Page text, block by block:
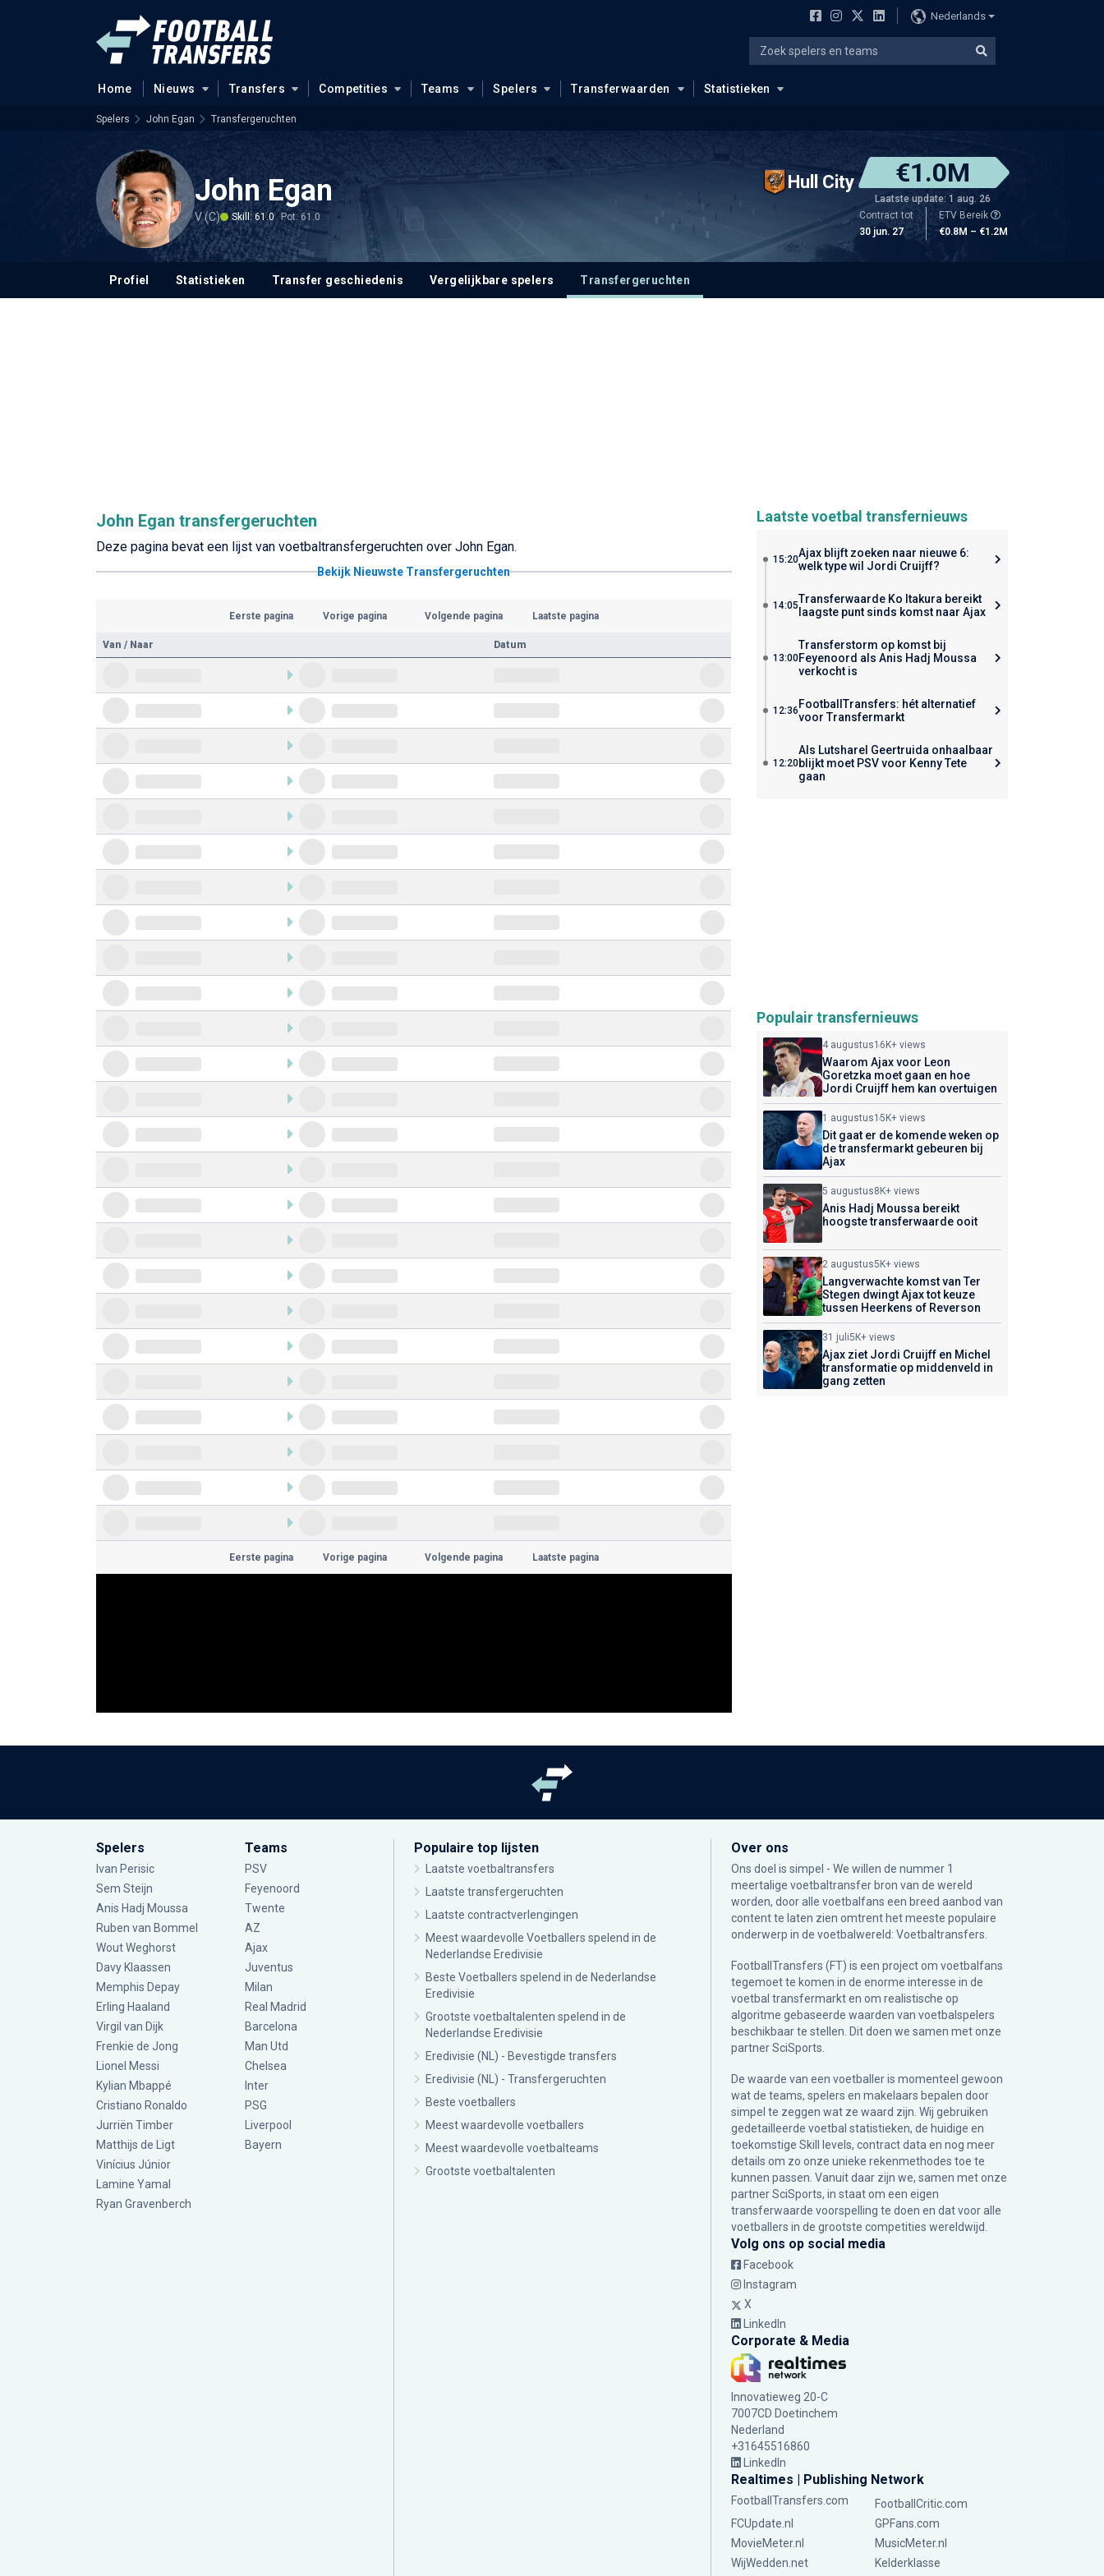
Nederlands
Home Nieuws Transfers Competities Teams Spelers Transferwaarden Statistieken
Spelers John Egan Transfergeruchten
John Egan
V (C) Skill: 61.0 Pot: 61.0
Hull City €1.0M
Laatste update: 1 aug. 26
Contract tot
30 jun. 27
ETV Bereik
€0.8M – €1.2M
Profiel Statistieken Transfer geschiedenis Vergelijkbare spelers Transfergeruchten
John Egan transfergeruchten
Deze pagina bevat een lijst van voetbaltransfergeruchten over John Egan.
Bekijk Nieuwste Transfergeruchten
Eerste pagina Vorige pagina Volgende pagina Laatste pagina
Van / Naar Datum
Eerste pagina Vorige pagina Volgende pagina Laatste pagina
Laatste voetbal transfernieuws
15:20Ajax blijft zoeken naar nieuwe 6:
welk type wil Jordi Cruijff?
14:05Transferwaarde Ko Itakura bereikt
laagste punt sinds komst naar Ajax
13:00
Transferstorm op komst bij
Feyenoord als Anis Hadj Moussa
verkocht is
12:36 FootballTransfers: hét alternatief
voor Transfermarkt
12:20
Als Lutsharel Geertruida onhaalbaar
blijkt moet PSV voor Kenny Tete
gaan
Populair transfernieuws
4 augustus16K+ views
Waarom Ajax voor Leon
Goretzka moet gaan en hoe
Jordi Cruijff hem kan overtuigen
1 augustus15K+ views
Dit gaat er de komende weken op
de transfermarkt gebeuren bij
Ajax
5 augustus8K+ views
Anis Hadj Moussa bereikt
hoogste transferwaarde ooit
2 augustus5K+ views
Langverwachte komst van Ter
Stegen dwingt Ajax tot keuze
tussen Heerkens of Reverson
31 juli5K+ views
Ajax ziet Jordi Cruijff en Michel
transformatie op middenveld in
gang zetten
Spelers
Ivan Perisic
Sem Steijn
Anis Hadj Moussa
Ruben van Bommel
Wout Weghorst
Davy Klaassen
Memphis Depay
Erling Haaland
Virgil van Dijk
Frenkie de Jong
Lionel Messi
Kylian Mbappé
Cristiano Ronaldo
Jurriën Timber
Matthijs de Ligt
Vinícius Júnior
Lamine Yamal
Ryan Gravenberch
Teams
PSV
Feyenoord
Twente
AZ
Ajax
Juventus
Milan
Real Madrid
Barcelona
Man Utd
Chelsea
Inter
PSG
Liverpool
Bayern
Populaire top lijsten
Laatste voetbaltransfers
Laatste transfergeruchten
Laatste contractverlengingen
Meest waardevolle Voetballers spelend in de
Nederlandse Eredivisie
Beste Voetballers spelend in de Nederlandse
Eredivisie
Grootste voetbaltalenten spelend in de
Nederlandse Eredivisie
Eredivisie (NL) - Bevestigde transfers
Eredivisie (NL) - Transfergeruchten
Beste voetballers
Meest waardevolle voetballers
Meest waardevolle voetbalteams
Grootste voetbaltalenten
Over ons
Ons doel is simpel - We willen de nummer 1
meertalige voetbaltransfer bron van de wereld
worden, door alle voetbalfans een breed aanbod van
content te laten zien omtrent het meeste populaire
onderwerp in de voetbalwereld: Voetbaltransfers.
FootballTransfers (FT) is een project om voetbalfans
tegemoet te komen in de enorme interesse in de
voetbal transfermarkt en om realistische op
algoritme gebaseerde waarden van voetbalspelers
beschikbaar te stellen. Dit doen we samen met onze
partnerSciSports
De waarde van een voetballer is momenteel gewoon
wat de teams, spelers en makelaars bepalen door
simpel te zeggen wat ze waard zijn. Wij gebruiken
gedetailleerde voetbal statistieken, de huidige en
toekomstige Skill levels, contract data en nog meer
details om zo onze unieke rekenmethodes toe te
kunnen passen. Vanuit daar zijn we, samen met onze
partner SciSports, in staat om een eigen
transferwaarde voorspelling te doen en dat voor alle
voetballers in de grootste competities wereldwijd.
Volg ons op social media
Facebook
Instagram
X
LinkedIn
Corporate & Media
Innovatieweg 20-C
7007CD Doetinchem
Nederland
+31645516860
LinkedIn
Realtimes | Publishing Network
FootballTransfers.com
FootballCritic.com
FCUpdate.nl
GPFans.com
MovieMeter.nl
MusicMeter.nl
WijWedden.net
Kelderklasse